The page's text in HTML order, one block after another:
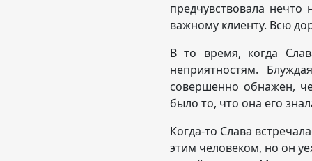
предчувствовала
важному клиенту. Всю
В то время, когда
неприятностям.
совершенно обнажен,
было то, что она его
Когда-то Слава
этим человеком, но он